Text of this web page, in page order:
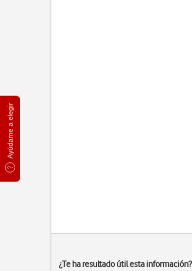
Ayúdame a elegir
¿Te ha resultado útil esta información?